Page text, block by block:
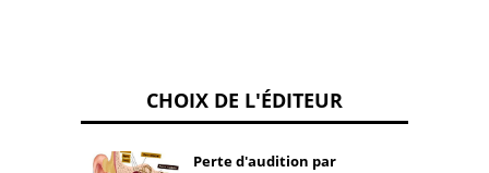
CHOIX DE L'ÉDITEUR
Perte d'audition par